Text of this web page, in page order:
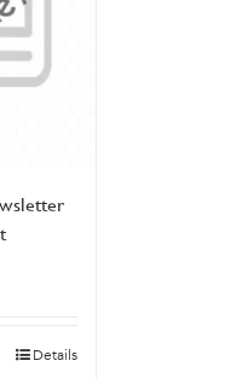
Details